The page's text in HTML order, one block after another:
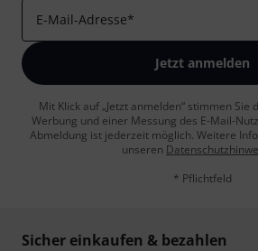
E-Mail-Adresse*
Jetzt anmelden
Mit Klick auf „Jetzt anmelden“ stimmen Sie
Werbung und einer Messung des E-Mail-
Abmeldung ist jederzeit möglich. Weitere
unseren
* Pflichtfeld
Sicher einkaufen & bezahlen